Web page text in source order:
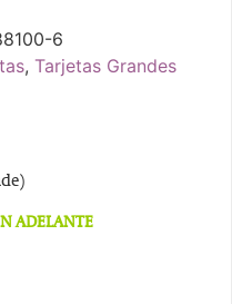
6
, Tarjetas Grandes
ADELANTE